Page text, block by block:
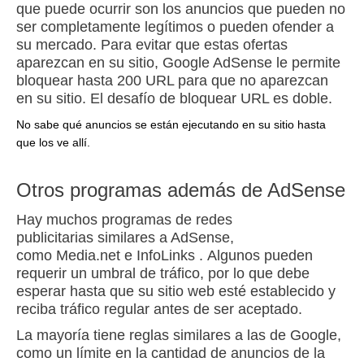
que puede ocurrir son los anuncios que pueden no
ser completamente legítimos o pueden ofender a
su mercado. Para evitar que estas ofertas
aparezcan en su sitio, Google AdSense le permite
bloquear hasta 200 URL para que no aparezcan
en su sitio. El desafío de bloquear URL es doble.
No sabe qué anuncios se están ejecutando en su sitio hasta
que los ve allí.
Otros programas además de AdSense
Hay muchos programas de redes
publicitarias similares a AdSense,
como Media.net e InfoLinks . Algunos pueden
requerir un umbral de tráfico, por lo que debe
esperar hasta que su sitio web esté establecido y
reciba tráfico regular antes de ser aceptado.
La mayoría tiene reglas similares a las de Google,
como un límite en la cantidad de anuncios de la